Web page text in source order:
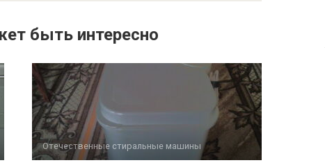
быть интересно
Отечественные стиральные машины